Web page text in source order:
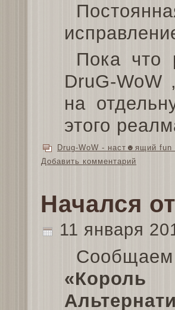
Пока что
DruG-WoW
на
этого
Drug-WoW - наст☻ящий fun
Добавить комментарий
Начался
11 января
Сообщаем